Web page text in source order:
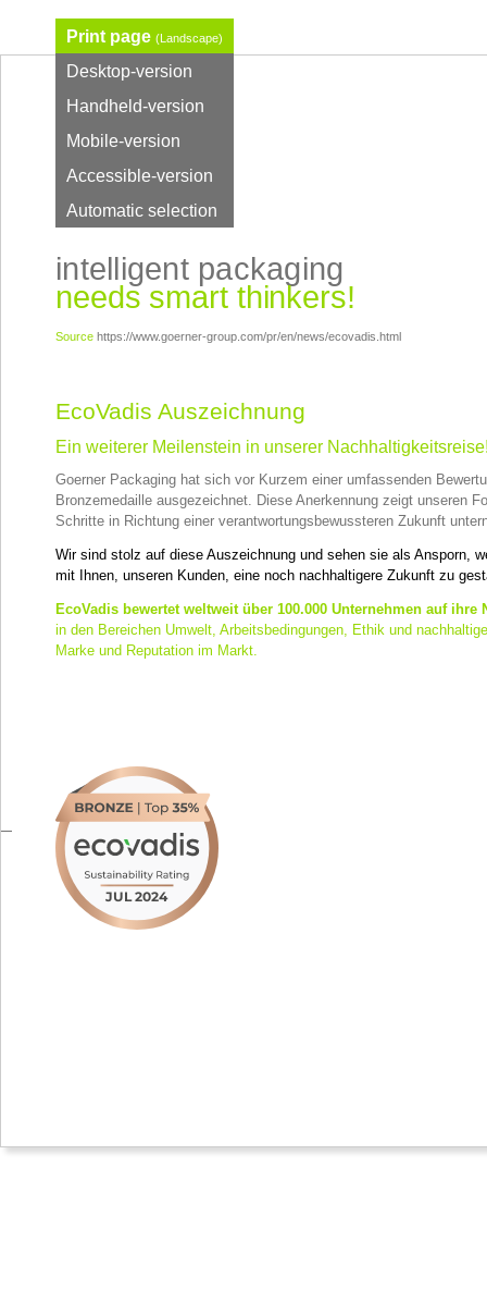
intelligent packaging
needs smart thinkers!
Source https://www.goerner-group.com/pr/en/news/ecovadis.html
Print page (Landscape)
Desktop-version
Handheld-version
Mobile-version
Accessible-version
Automatic selection
EcoVadis Auszeichnung
Ein weiterer Meilenstein in unserer
Goerner Packaging hat sich vor Kurzem einer umfassenden
Bronzemedaille ausgezeichnet. Diese Anerkennung zeigt unseren
Schritte in Richtung einer verantwortungs­bewussteren Zukunft
Wir sind stolz auf diese Auszeichnung und sehen sie als Ansporn,
mit Ihnen, unseren Kunden, eine noch nachhaltigere Zukunft zu
EcoVadis bewertet weltweit über 100.000 Unternehmen auf
in den Bereichen Umwelt, Arbeitsbedingungen, Ethik und
Marke und Reputation im Markt.